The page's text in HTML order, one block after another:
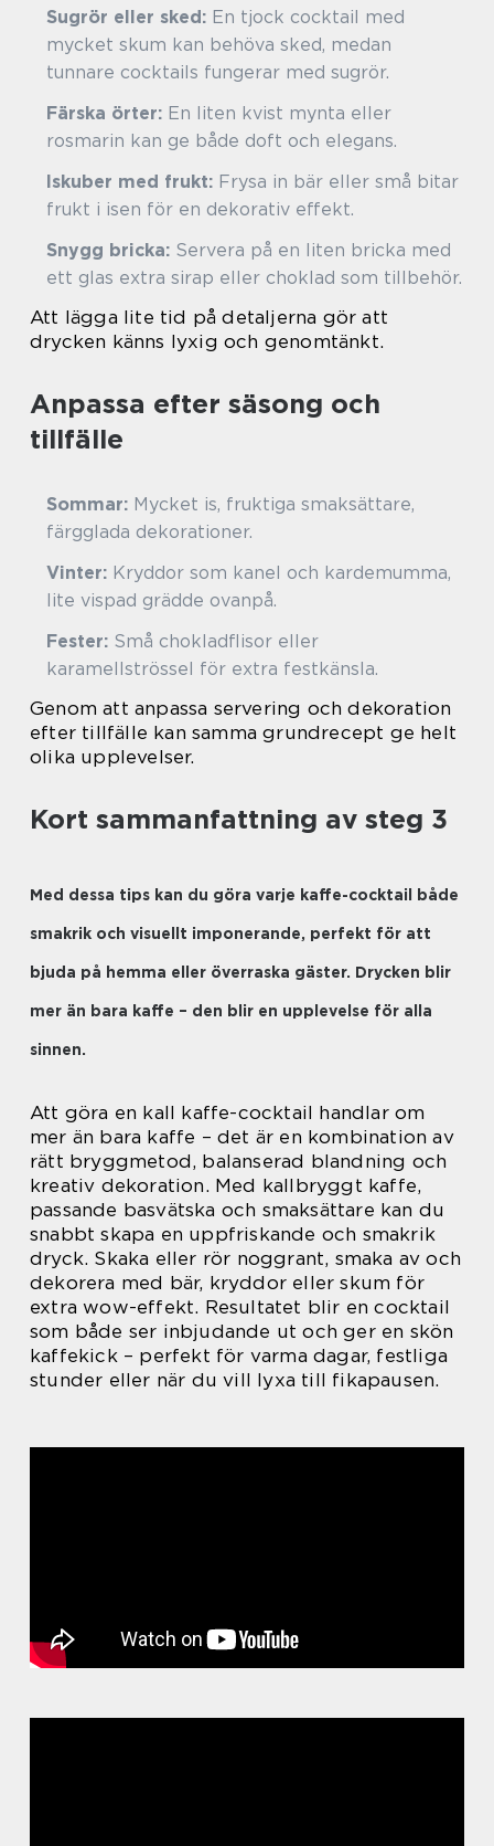
Sugrör eller sked: En tjock cocktail med
mycket skum kan behöva sked, medan
tunnare cocktails fungerar med sugrör.
Färska örter: En liten kvist mynta eller
rosmarin kan ge både doft och elegans.
Iskuber med frukt: Frysa in bär eller små bitar
frukt i isen för en dekorativ effekt.
Snygg bricka: Servera på en liten bricka med
ett glas extra sirap eller choklad som tillbehör.
Att lägga lite tid på detaljerna gör att
drycken känns lyxig och genomtänkt.
Anpassa efter säsong och
tillfälle
Sommar: Mycket is, fruktiga smaksättare,
färgglada dekorationer.
Vinter: Kryddor som kanel och kardemumma,
lite vispad grädde ovanpå.
Fester: Små chokladflisor eller
karamellströssel för extra festkänsla.
Genom att anpassa servering och dekoration
efter tillfälle kan samma grundrecept ge helt
olika upplevelser.
Kort sammanfattning av steg 3
Med dessa tips kan du göra varje kaffe-cocktail både
smakrik och visuellt imponerande, perfekt för att
bjuda på hemma eller överraska gäster. Drycken blir
mer än bara kaffe – den blir en upplevelse för alla
sinnen.
Att göra en kall kaffe-cocktail handlar om
mer än bara kaffe – det är en kombination av
rätt bryggmetod, balanserad blandning och
kreativ dekoration. Med kallbryggt kaffe,
passande basvätska och smaksättare kan du
snabbt skapa en uppfriskande och smakrik
dryck. Skaka eller rör noggrant, smaka av och
dekorera med bär, kryddor eller skum för
extra wow-effekt. Resultatet blir en cocktail
som både ser inbjudande ut och ger en skön
kaffekick – perfekt för varma dagar, festliga
stunder eller när du vill lyxa till fikapausen.